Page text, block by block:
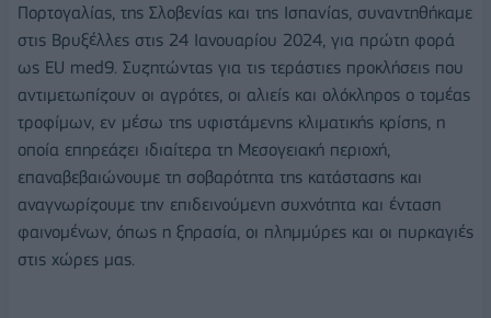
Πορτογαλίας, της Σλοβενίας και της Ισπανίας, συναντηθήκαμε
στις Βρυξέλλες στις 24 Ιανουαρίου 2024, για πρώτη φορά
ως EU med9. Συζητώντας για τις τεράστιες προκλήσεις που
αντιμετωπίζουν οι αγρότες, οι αλιείς και ολόκληρος ο τομέας
τροφίμων, εν μέσω της υφιστάμενης κλιματικής κρίσης, η
οποία επηρεάζει ιδιαίτερα τη Μεσογειακή περιοχή,
επαναβεβαιώνουμε τη σοβαρότητα της κατάστασης και
αναγνωρίζουμε την επιδεινούμενη συχνότητα και ένταση
φαινομένων, όπως η ξηρασία, οι πλημμύρες και οι πυρκαγιές
στις χώρες μας.